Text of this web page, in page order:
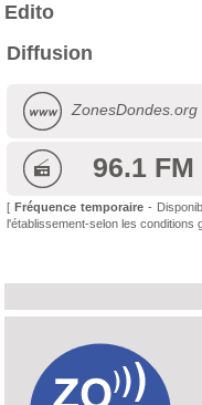
Edito
Diffusion
ZonesDondes.org
96.1 FM
[ Fréquence temporaire-
l'établissement-selon les conditions